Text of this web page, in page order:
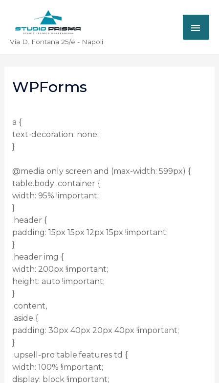
Via D. Fontana 25/e - Napoli
WPForms
a {
text-decoration: none;
}
@media only screen and (max-width: 599px) {
table.body .container {
width: 95% !important;
}
.header {
padding: 15px 15px 12px 15px !important;
}
.header img {
width: 200px !important;
height: auto !important;
}
.content,
.aside {
padding: 30px 40px 20px 40px !important;
}
.upsell-pro table.features td {
width: 100% !important;
display: block !important;